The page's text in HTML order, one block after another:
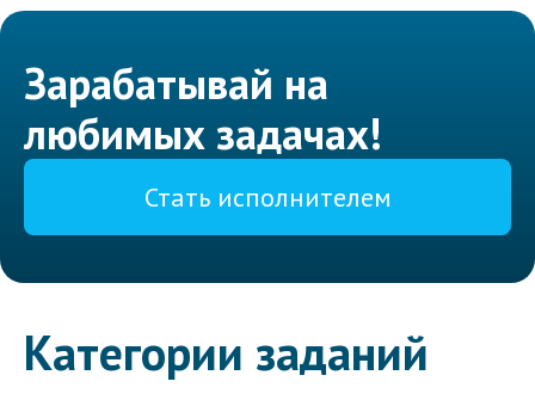
Зарабатывай на
любимых задачах!
Стать исполнителем
Категории заданий